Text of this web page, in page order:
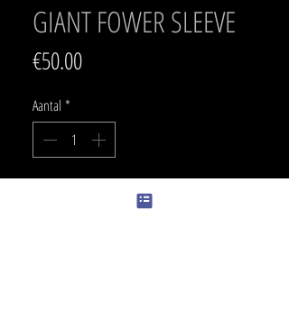
GIANT FOWER SLEEVE
€50.00Prijs
Aantal *
Add to cart